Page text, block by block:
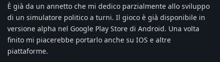
È già da un annetto che mi dedico parzialmente allo sviluppo
di un simulatore politico a turni. Il gioco è già disponibile in
versione alpha nel Google Play Store di Android. Una volta
finito mi piacerebbe portarlo anche su IOS e altre
piattaforme.